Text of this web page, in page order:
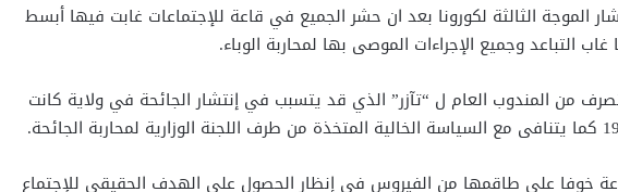
الموجة الثالثة لكورونا بعد ان حشر الجميع في قاعة للإجتماعات غابت فيها أبسط
التباعد وجميع الإجراءات الموصى بها لمحاربة الوباء.
من المندوب العام ل “تآزر” الذي قد يتسبب في إنتشار الجائحة في ولاية كانت
خوفا على طاقمها من الفيروس في إنظار الحصول على الهدف الحقيقي للإجتماع